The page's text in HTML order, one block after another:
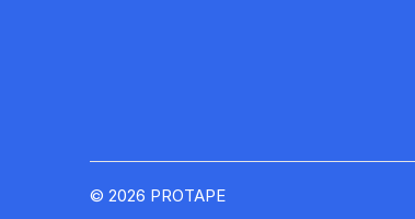
© 2026 PROTAPE